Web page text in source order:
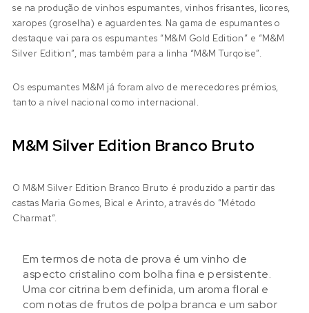
se na produção de vinhos espumantes, vinhos frisantes, licores,
xaropes (groselha) e aguardentes. Na gama de espumantes o
destaque vai para os espumantes “M&M Gold Edition” e “M&M
Silver Edition”, mas também para a linha “M&M Turqoise”.
Os espumantes M&M já foram alvo de merecedores prémios,
tanto a nível nacional como internacional.
M&M Silver Edition Branco Bruto
O M&M Silver Edition Branco Bruto é produzido a partir das
castas Maria Gomes, Bical e Arinto, através do “Método
Charmat”.
Em termos de nota de prova é um vinho de
aspecto cristalino com bolha fina e persistente.
Uma cor citrina bem definida, um aroma floral e
com notas de frutos de polpa branca e um sabor